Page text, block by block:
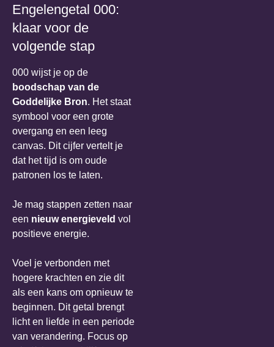
Engelengetal 000:
klaar voor de
volgende stap
000 wijst je op de
boodschap van de
Goddelijke Bron. Het staat
symbool voor een grote
overgang en een leeg
canvas. Dit cijfer vertelt je
dat het tijd is om oude
patronen los te laten.
Je mag stappen zetten naar
een nieuw energieveld vol
positieve energie.
Voel je verbonden met
hogere krachten en zie dit
als een kans om opnieuw te
beginnen. Dit getal brengt
licht en liefde in een periode
van verandering. Focus op